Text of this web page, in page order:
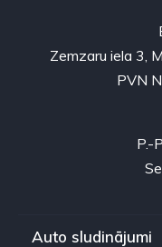
Zemzaru iela 3,
PVN
P.-
Auto sludinājumi